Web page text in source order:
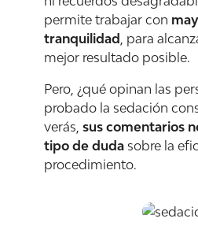
permite trabajar con
tranquilidad , para
mejor resultado posible.
Pero, ¿qué opinan las
probado la sedación
verás, sus comentarios
tipo de duda sobre la
procedimiento.